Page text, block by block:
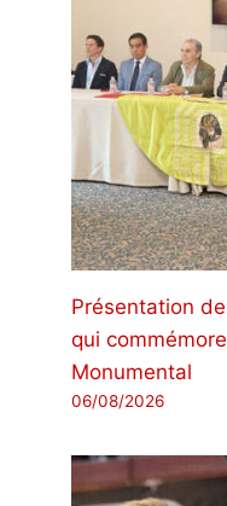
Présentation
qui
Monumental
06/08/2026